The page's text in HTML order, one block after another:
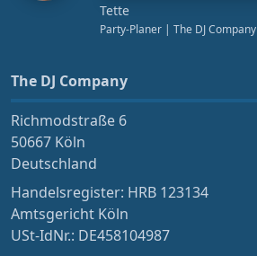
Tette
Party-Planer | The DJ Company
The DJ Company
Richmodstraße 6
50667 Köln
Deutschland
Handelsregister: HRB 123134
Amtsgericht Köln
USt-IdNr.: DE458104987